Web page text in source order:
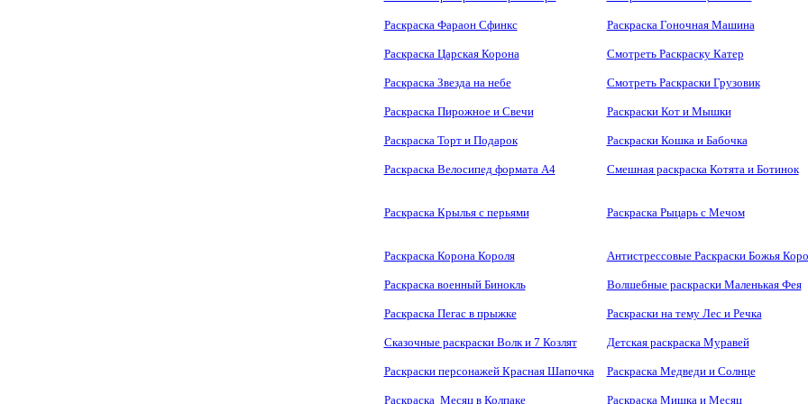
Раскраска Фараон Сфинкс Раскраска Гоночная Машина
Раскраска Царская Корона Смотреть Раскраску Катер
Раскраска Звезда на небе Смотреть Раскраски Грузовик
Раскраска Пирожное и Свечи Раскраски Кот и Мышки
Раскраска Торт и Подарок Раскраски Кошка и Бабочка
Раскраска Велосипед формата А4 Смешная раскраска Котята и Ботинок
Раскраска Крылья с перьями Раскраска Рыцарь с Мечом
Раскраска Корона Короля Антистрессовые Раскраски Божья
Раскраска военный Бинокль Волшебные раскраски Маленькая Фея
Раскраска Пегас в прыжке Раскраски на тему Лес и Речка
Сказочные раскраски Волк и 7 Козлят Детская раскраска Муравей
Раскраски персонажей Красная Шапочка Раскраска Медведи и Солнце
Раскраска Месяц в Колпаке Раскраска Мишка и Месяц